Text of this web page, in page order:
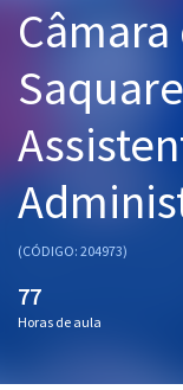
Cursos 20% OFF
Pós
Graduação
OAB
Questões grátis
Câmara
(CÓDIGO: 204973)
77
Horas de aula